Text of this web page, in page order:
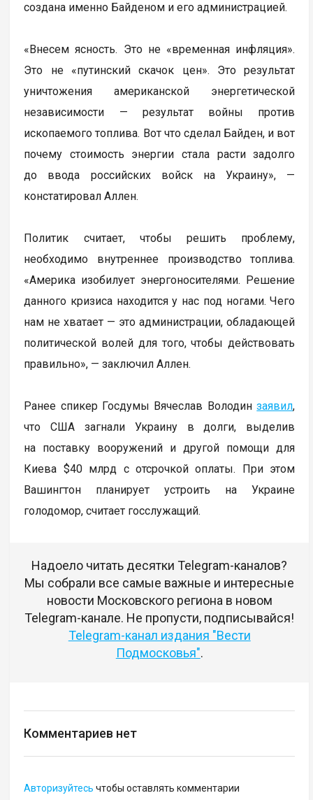
создана именно Байденом и его администрацией.
«Внесем ясность. Это не «временная инфляция».
Это не «путинский скачок цен». Это результат
уничтожения американской энергетической
независимости — результат войны против
ископаемого топлива. Вот что сделал Байден, и вот
почему стоимость энергии стала расти задолго
до ввода российских войск на Украину», —
констатировал Аллен.
Политик считает, чтобы решить проблему,
необходимо внутреннее производство топлива.
«Америка изобилует энергоносителями. Решение
данного кризиса находится у нас под ногами. Чего
нам не хватает — это администрации, обладающей
политической волей для того, чтобы действовать
правильно», — заключил Аллен.
Ранее спикер Госдумы Вячеслав Володинзаявил,
что США загнали Украину в долги, выделив
на поставку вооружений и другой помощи для
Киева $40 млрд с отсрочкой оплаты. При этом
Вашингтон планирует устроить на Украине
голодомор, считает госслужащий.
Надоело читать десятки Telegram-каналов?
Мы собрали все самые важные и интересные
новости Московского региона в новом
Telegram-канале. Не пропусти, подписывайся!
Telegram-канал издания "Вести
Подмосковья".
Комментариев нет
Авторизуйтесь чтобы оставлять комментарии